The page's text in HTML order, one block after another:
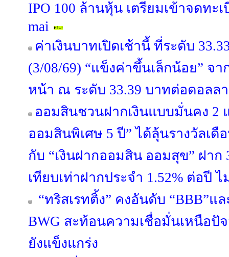
IPO 100 ล้านหุ้น เตรียมเข้าจดท
mai
ค่าเงินบาทเปิดเช้านี้ ที่ระดับ
(3/08/69) “แข็งค่าขึ้นเล็กน้อย” จ
หน้า ณ ระดับ 33.39 บาทต่อดอลล
ออมสินชวนฝากเงินแบบมั่นคง 2
ออมสินพิเศษ 5 ปี” ได้ลุ้นรางวัลเดื
กับ “เงินฝากออมสิน ออมสุข” ฝาก
เทียบเท่าฝากประจำ 1.52% ต่อปี
“ทริสเรทติ้ง” คงอันดับ “BBB”แ
BWG สะท้อนความเชื่อมั่นเหนือปั
ยังแข็งแกร่ง